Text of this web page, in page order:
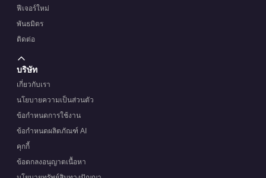
ฟีเจอร์ใหม่
พันธมิตร
ติดต่อ
บริษัท
เกี่ยวกับเรา
นโยบายความเป็นส่วนตัว
ข้อกำหนดการใช้งาน
ข้อกำหนดผลิตภัณฑ์ AI
คุกกี้
ข้อตกลงอนุญาตเนื้อหา